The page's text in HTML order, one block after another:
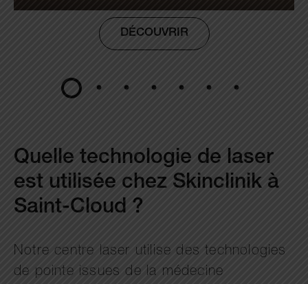
DÉCOUVRIR
Quelle technologie de laser
est utilisée chez Skinclinik à
Saint-Cloud ?
Notre centre laser utilise des technologies
de pointe issues de la médecine